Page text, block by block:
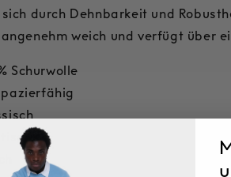
durch Dehnbarkeit und
weich und verfügt über
Schurwolle